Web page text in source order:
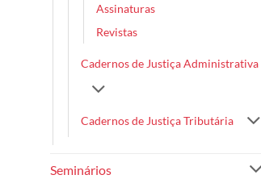
Assinaturas
Revistas
Cadernos de Justiça Administrativa
Cadernos de Justiça Tributária
Seminários